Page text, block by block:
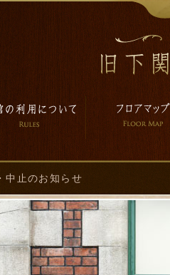
中止のお知らせ